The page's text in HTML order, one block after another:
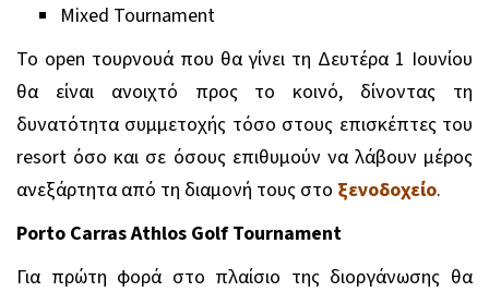
Mixed Tournament
Το open τουρνουά που θα γίνει τη Δευτέρα 1 Ιουνίου
θα είναι ανοιχτό προς το κοινό, δίνοντας τη
δυνατότητα συμμετοχής τόσο στους επισκέπτες του
resort όσο και σε όσους επιθυμούν να λάβουν μέρος
ανεξάρτητα από τη διαμονή τους στο ξενοδοχείο.
Porto Carras Athlos Golf Tournament
Για πρώτη φορά στο πλαίσιο της διοργάνωσης θα